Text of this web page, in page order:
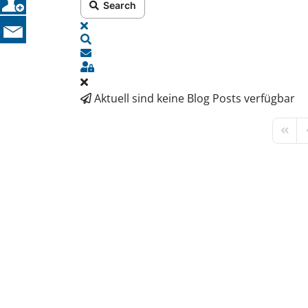
Search
X
UPDATES ABONNIEREN
SIGN IN
Aktuell sind keine Blog Posts verfügbar
FIRST